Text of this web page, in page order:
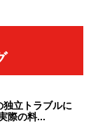
立トラブルに
際の料...